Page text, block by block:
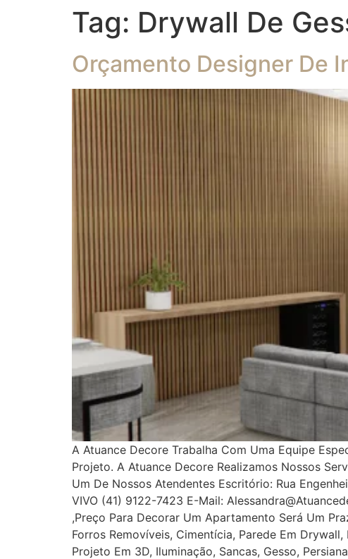
Tag: Drywall De
Orçamento Designer De
A Atuance Decore Trabalha Com Uma Equipe
Projeto. A Atuance Decore Realizamos Nossos
Um De Nossos Atendentes Escritório: Rua
VIVO (41) 9122-7423 E-Mail:
,Preço Para Decorar Um Apartamento Será Um
Forros Removíveis, Cimentícia, Parede Em
Projeto Em 3D, Iluminação, Sancas, Gesso,